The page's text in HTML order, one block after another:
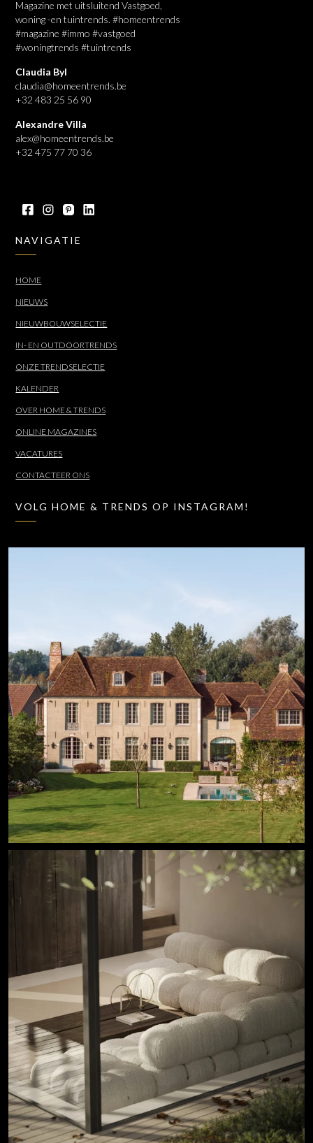
Magazine met uitsluitend Vastgoed,
woning -en tuintrends. #homeentrends
#magazine #immo #vastgoed
#woningtrends #tuintrends
Claudia Byl
claudia@homeentrends.be
+32 483 25 56 90
Alexandre Villa
alex@homeentrends.be
+32 475 77 70 36
NAVIGATIE
HOME
NIEUWS
NIEUWBOUWSELECTIE
IN- EN OUTDOORTRENDS
ONZE TRENDSELECTIE
KALENDER
OVER HOME & TRENDS
ONLINE MAGAZINES
VACATURES
CONTACTEER ONS
VOLG HOME & TRENDS OP INSTAGRAM!